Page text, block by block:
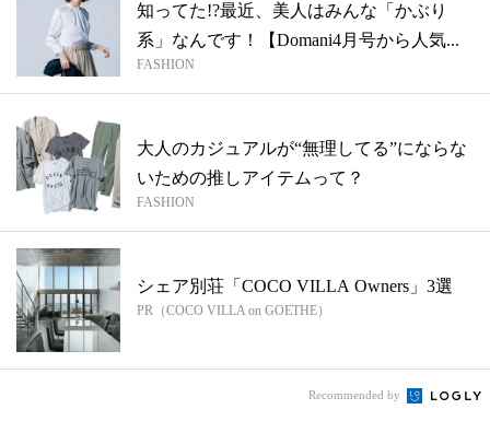
知ってた!?最近、美人はみんな「かぶり
系」なんです！【Domani4月号から人気...
FASHION
大人のカジュアルが“無理してる”にならな
いための推しアイテムって？
FASHION
シェア別荘「COCO VILLA Owners」3選
PR（COCO VILLA on GOETHE）
Recommended by